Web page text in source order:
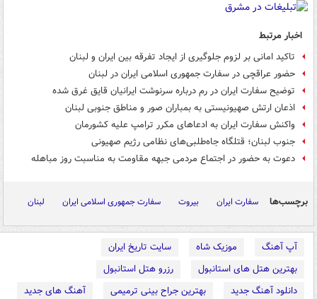
اخبار مرتبط
تاکید امانی بر لزوم جلوگیری از ایجاد تفرقه بین ایران و لبنان
حضور عراقچی در سفارت جمهوری اسلامی ایران در لبنان
توضیح سفارت ایران در رم درباره سرنوشت ایرانیان قایق غرق شده
اذعان ارتش صهیونیستی به بمباران صور و مناطق جنوبی لبنان
واکنش سفارت ایران به ادعاهای مکرر ترامپ علیه کشورمان
جنوب لبنان؛ قتلگاه جاه‌طلبی‌های نظامی رژیم صهیونی
دعوت به حضور در اجتماع مردمی جبهه مقاومت به مناسبت روز مباهله
برچسب‌ها سفارت ایران بیروت سفارت جمهوری اسلامی ایران لبنان
آپ آهنگ موزیک شاه
سایت تاریخ ایران
بهترین هتل های استانبول
رزرو هتل استانبول
دانلود آهنگ جدید
بهترین جراح بینی ترمیمی
آهنگ های جدید